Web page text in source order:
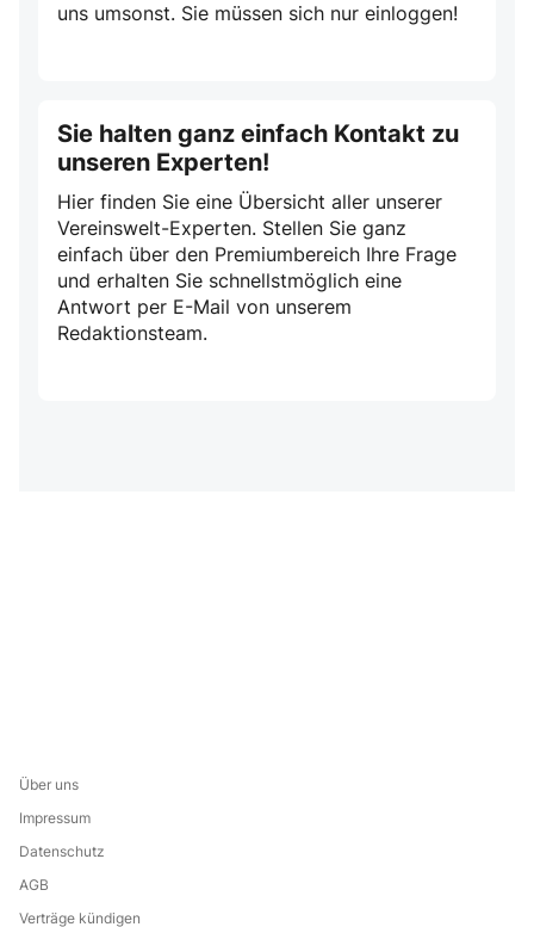
uns umsonst. Sie müssen sich nur einloggen!
Sie halten ganz einfach Kontakt zu
unseren Experten!
Hier finden Sie eine Übersicht aller unserer
Vereinswelt-Experten. Stellen Sie ganz
einfach über den Premiumbereich Ihre Frage
und erhalten Sie schnellstmöglich eine
Antwort per E-Mail von unserem
Redaktionsteam.
Über uns
Impressum
Datenschutz
AGB
Verträge kündigen